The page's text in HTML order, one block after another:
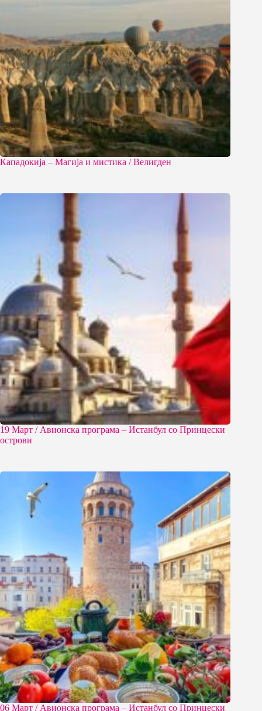
Кападокија – Магија и мистика / Велигден
19 Март / Aвионска програма – Истанбул со Принцески
острови
06 Март / Aвионска програма – Истанбул со Принцески